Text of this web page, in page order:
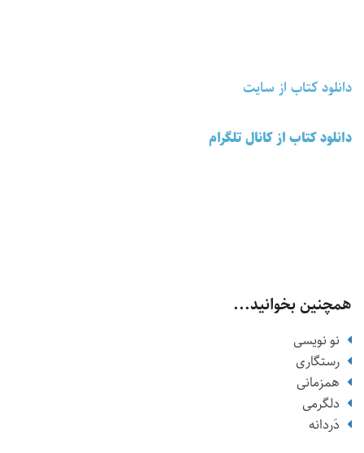
دانلود کتاب از سایت
دانلود کتاب از کانال تلگرام
همچنین بخوانید...
نو نویسی
رستگاری
همزمانی
دلگرمی
دَردانه